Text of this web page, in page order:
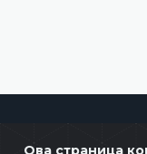
Ова страница